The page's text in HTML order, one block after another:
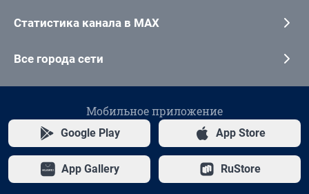
Статистика канала в MAX
Все города сети
Мобильное приложение
Google Play App Store
App Gallery RuStore